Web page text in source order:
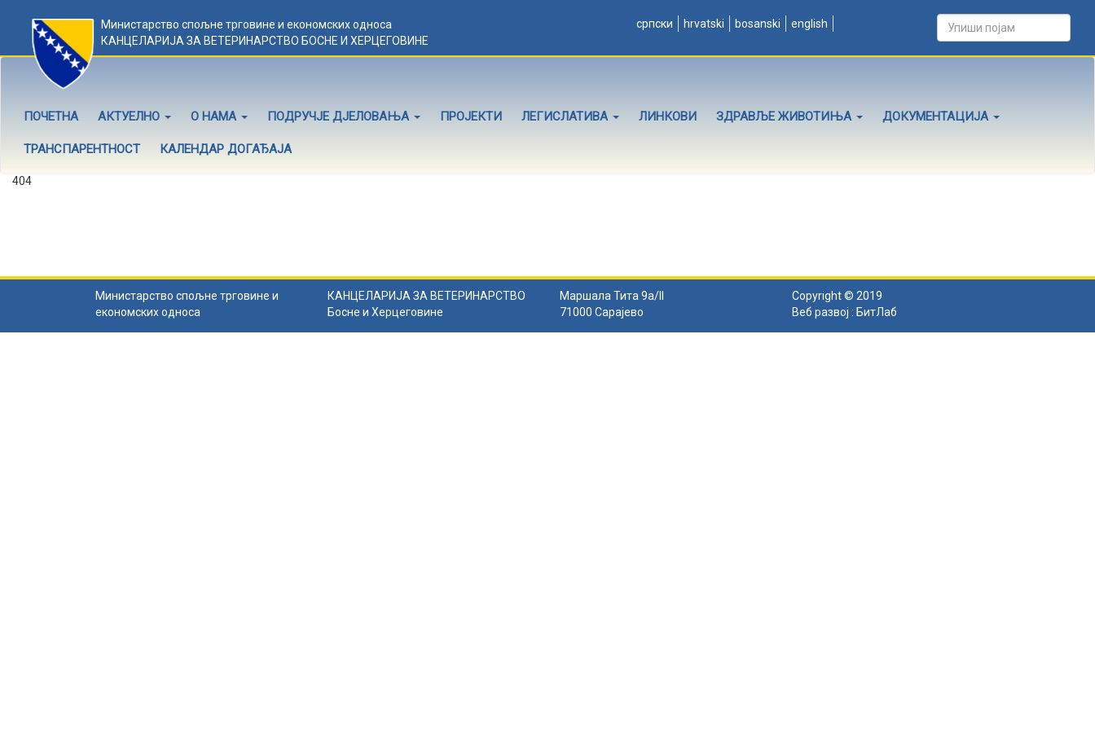
Министарство спољне трговине и економских односа
КАНЦЕЛАРИЈА ЗА ВЕТЕРИНАРСТВО БОСНЕ И ХЕРЦЕГОВИНЕ
српски hrvatski bosanski english
ПОЧЕТНА АКТУЕЛНО О НАМА ПОДРУЧЈЕ ДЈЕЛОВАЊА ПРОЈЕКТИ ЛЕГИСЛАТИВА ЛИНКОВИ ЗДРАВЉЕ ЖИВОТИЊА ДОКУМЕНТАЦИЈА
ТРАНСПАРЕНТНОСТ КАЛЕНДАР ДОГАЂАЈА
404
Министарство спољне трговине и
економских односа
КАНЦЕЛАРИЈА ЗА ВЕТЕРИНАРСТВО
Босне и Херцеговине
Маршала Тита 9а/II
71000 Сарајево
Copyright © 2019
Веб развој : БитЛаб